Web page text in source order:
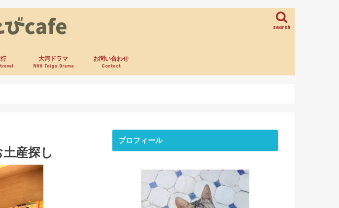
search
大河ドラマ
NHK Taiga Drama
お問い合わせ
Contact
産探し
プロフィール